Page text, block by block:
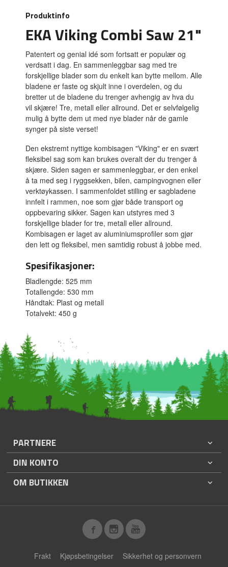
Produktinfo
EKA Viking Combi Saw 21"
Patentert og genial idé som fortsatt er populær og
verdsatt i dag. En sammenleggbar sag med tre
forskjellige blader som du enkelt kan bytte mellom. Alle
bladene er faste og skjult inne i overdelen, og du
bretter ut de bladene du trenger avhengig av hva du
vil skjære! Tre, metall eller allround. Det er selvfølgelig
mulig å bytte dem ut med nye blader når de gamle
synger på siste verset!
Den ekstremt nyttige kombisagen "Viking" er en svært
fleksibel sag som kan brukes overalt der du trenger å
skjære. Siden sagen er sammenleggbar, er den enkel
å ta med seg i ryggsekken, bilen, campingvognen eller
verktøykassen. I sammenfoldet stilling er sagbladene
innfelt i rammen, noe som gjør både transport og
oppbevaring sikker. Sagen kan utstyres med 3
forskjellige blader for tre, metall eller allround.
Kombisagen er laget av aluminiumsprofiler som gjør
den lett og fleksibel, men samtidig robust å jobbe med.
Spesifikasjoner:
Bladlengde: 525 mm
Totallengde: 530 mm
Håndtak: Plast og metall
Totalvekt: 450 g
PARTNERE
DIN KONTO
OM BUTIKKEN
Frakt Kjøpsbetingelser Sikkerhet og personvern